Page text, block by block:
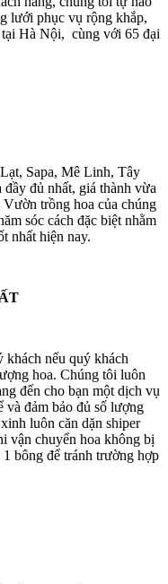
lưới phục vụ rộng khắp,
tại Hà Nội, cùng với 65 đại
Sapa, Mê Linh, Tây
đủ nhất, giá thành vừa
trồng hoa của chúng
sóc cách đặc biệt nhằm
nhất hiện nay.
khách nếu quý khách
hoa. Chúng tôi luôn
đến cho bạn một dịch vụ
và đảm bảo đủ số lượng
luôn căn dặn shiper
vận chuyển hoa không bị
bông để tránh trường hợp